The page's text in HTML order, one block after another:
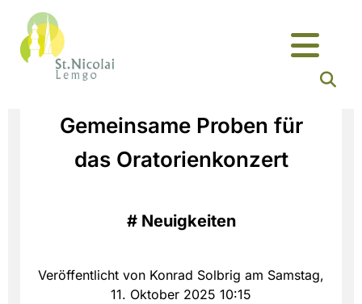
Gemeinsame Proben für
das Oratorienkonzert
# Neuigkeiten
Veröffentlicht von Konrad Solbrig am Samstag,
11. Oktober 2025 10:15